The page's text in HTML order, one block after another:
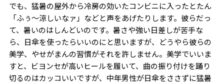
でも、猛暑の屋外から冷房の効いたコンビニに入ったとたん
「ふぅ〜涼しいなァ」などと声をあげたりします。彼らだっ
て、暑いのはしんどいのです。暑さや強い日差しが苦手な
ら、日傘を使ったらいいのにと思いますが、どうやら彼らの
美学、やせがまんの習慣がそれを許しません。美学でいいま
すと、ビヨンセが高いヒールを履いて、曲の振り付けを踊り
切るのはカッコいいですが、中年男性が日傘をささずに猛暑